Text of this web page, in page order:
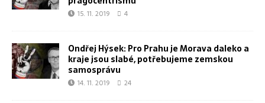
15. 11. 2019 4
Ondřej Hýsek: Pro Prahu je Morava daleko a
kraje jsou slabé, potřebujeme zemskou
samosprávu
14. 11. 2019 24